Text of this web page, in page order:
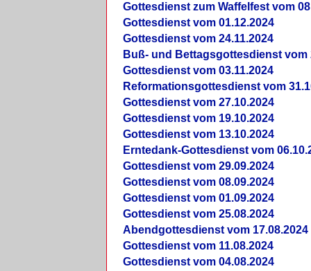
Gottesdienst zum Waffelfest vom
Gottesdienst vom 01.12.2024
Gottesdienst vom 24.11.2024
Buß- und Bettagsgottesdienst vom
Gottesdienst vom 03.11.2024
Reformationsgottesdienst vom
Gottesdienst vom 27.10.2024
Gottesdienst vom 19.10.2024
Gottesdienst vom 13.10.2024
Erntedank-Gottesdienst vom
Gottesdienst vom 29.09.2024
Gottesdienst vom 08.09.2024
Gottesdienst vom 01.09.2024
Gottesdienst vom 25.08.2024
Abendgottesdienst vom 17.08.2024
Gottesdienst vom 11.08.2024
Gottesdienst vom 04.08.2024